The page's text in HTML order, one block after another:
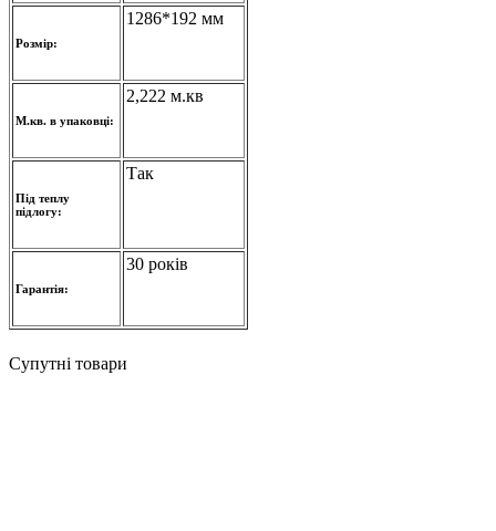
Розмір:
1286*192 мм
М.кв. в упаковці:
2,222 м.кв
Під теплу
підлогу:
Так
Гарантія:
30 років
Супутні товари